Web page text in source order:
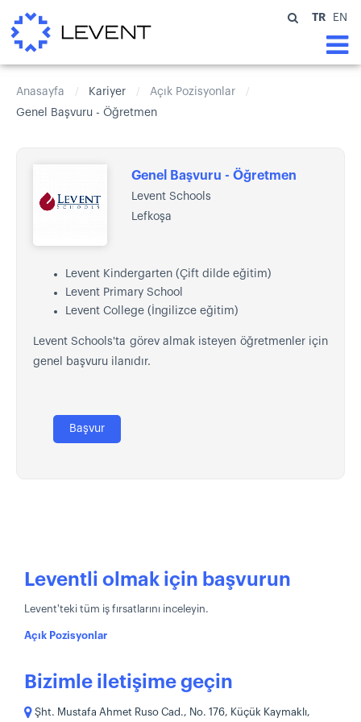
TR EN
Anasayfa / Kariyer / Açık Pozisyonlar /
Genel Başvuru - Öğretmen
Genel Başvuru - Öğretmen
Levent Schools
Lefkoşa
Levent Kindergarten (Çift dilde eğitim)
Levent Primary School
Levent College (İngilizce eğitim)
Levent Schools'ta görev almak isteyen öğretmenler için
genel başvuru ilanıdır.
Başvur
Leventli olmak için başvurun
Levent'teki tüm iş fırsatlarını inceleyin.
Açık Pozisyonlar
Bizimle iletişime geçin
Şht. Mustafa Ahmet Ruso Cad., No. 176, Küçük Kaymaklı,